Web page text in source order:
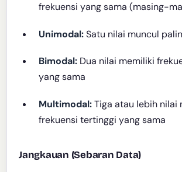
frekuensi yang sama (masing-
Unimodal:Satu nilai muncul
Bimodal: Dua nilai memiliki
yang sama
Multimodal:Tiga atau lebih nilai
frekuensi tertinggi yang sama
Jangkauan (Sebaran Data)